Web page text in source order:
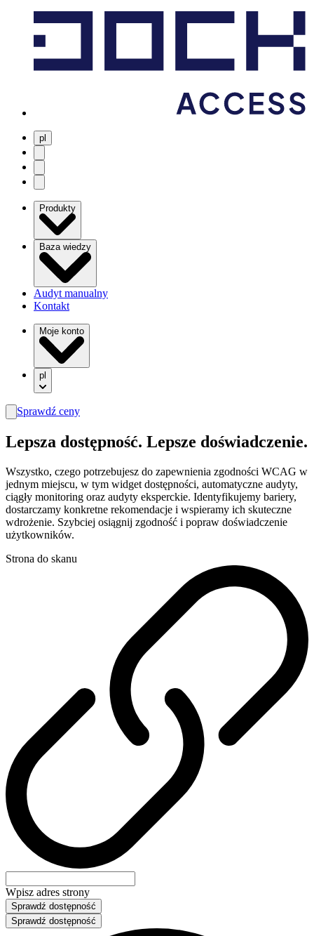
pl
Produkty
Baza wiedzy
Audyt manualny
Kontakt
Moje konto
pl
search
Sprawdź ceny
Lepsza dostępność. Lepsze doświadczenie.
Wszystko, czego potrzebujesz do zapewnienia zgodności WCAG w
jednym miejscu, w tym widget dostępności, automatyczne audyty,
ciągły monitoring oraz audyty eksperckie. Identyfikujemy bariery,
dostarczamy konkretne rekomendacje i wspieramy ich skuteczne
wdrożenie. Szybciej osiągnij zgodność i popraw doświadczenie
użytkowników.
Strona do skanu
Wpisz adres strony
Sprawdź dostępność
Sprawdź dostępność